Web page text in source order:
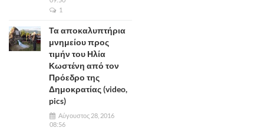
1
Τα αποκαλυπτήρια
μνημείου προς
τιμήν του Ηλία
Κωστένη από τον
Πρόεδρο της
Δημοκρατίας (video,
pics)
Αύγουστος 28, 2016
08:56